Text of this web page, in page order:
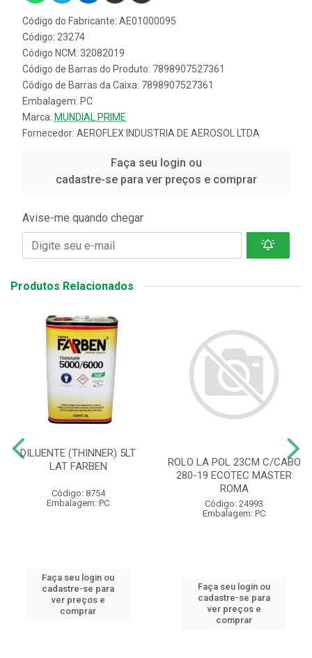
Código do Fabricante: AE01000095
Código: 23274
Código NCM: 32082019
Código de Barras do Produto: 7898907527361
Código de Barras da Caixa: 7898907527361
Embalagem: PC
Marca: MUNDIAL PRIME
Fornecedor: AEROFLEX INDUSTRIA DE AEROSOL LTDA
Faça seu login ou
cadastre-se para ver preços e comprar
Avise-me quando chegar
Produtos Relacionados
DILUENTE (THINNER) 5LT
LAT FARBEN
Código: 8754
Embalagem: PC
Faça seu login ou
cadastre-se para
ver preços e
comprar
ROLO LA POL 23CM C/CABO
280-19 ECOTEC MASTER
ROMA
Código: 24993
Embalagem: PC
Faça seu login ou
cadastre-se para
ver preços e
comprar